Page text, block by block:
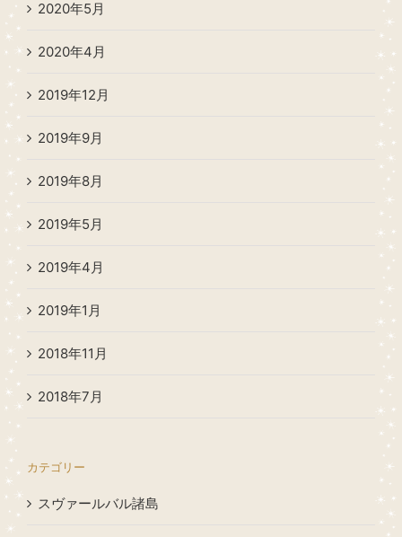
2020年5月
2020年4月
2019年12月
2019年9月
2019年8月
2019年5月
2019年4月
2019年1月
2018年11月
2018年7月
カテゴリー
スヴァールバル諸島